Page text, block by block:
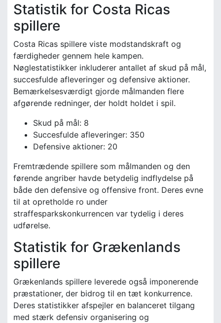
Statistik for Costa Ricas
spillere
Costa Ricas spillere viste modstandskraft og
færdigheder gennem hele kampen.
Nøglestatistikker inkluderer antallet af skud på mål,
succesfulde afleveringer og defensive aktioner.
Bemærkelsesværdigt gjorde målmanden flere
afgørende redninger, der holdt holdet i spil.
Skud på mål: 8
Succesfulde afleveringer: 350
Defensive aktioner: 20
Fremtrædende spillere som målmanden og den
førende angriber havde betydelig indflydelse på
både den defensive og offensive front. Deres evne
til at opretholde ro under
straffesparkskonkurrencen var tydelig i deres
udførelse.
Statistik for Grækenlands
spillere
Grækenlands spillere leverede også imponerende
præstationer, der bidrog til en tæt konkurrence.
Deres statistikker afspejler en balanceret tilgang
med stærk defensiv organisering og